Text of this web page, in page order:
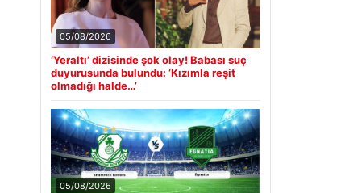
05/08/2026
‘Yeraltı’ dizisinde şok olay! Babası suç
duyurusunda bulundu: ‘Kızımla reşit
olmadığı halde…’
05/08/2026